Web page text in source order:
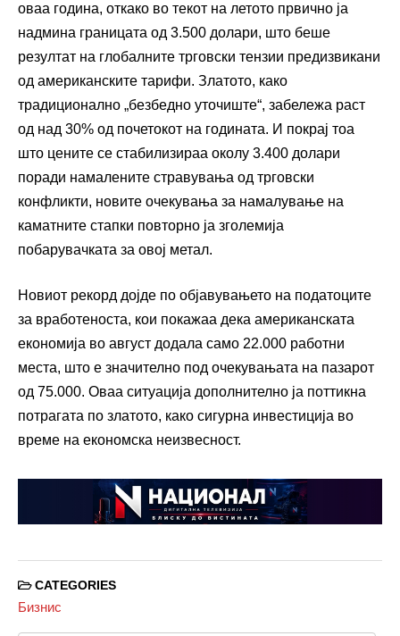
оваа година, откако во текот на летото првично ја
надмина границата од 3.500 долари, што беше
резултат на глобалните трговски тензии предизвикани
од американските тарифи. Златото, како
традиционално „безбедно уточиште“, забележа раст
од над 30% од почетокот на годината. И покрај тоа
што цените се стабилизираа околу 3.400 долари
поради намалените стравувања од трговски
конфликти, новите очекувања за намалување на
каматните стапки повторно ја зголемија
побарувачката за овој метал.
Новиот рекорд дојде по објавувањето на податоците
за вработеноста, кои покажаа дека американската
економија во август додала само 22.000 работни
места, што е значително под очекувањата на пазарот
од 75.000. Оваа ситуација дополнително ја поттикна
потрагата по златото, како сигурна инвестиција во
време на економска неизвесност.
CATEGORIES
Бизнис